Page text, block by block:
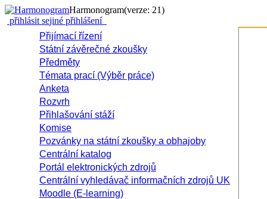
Harmonogram(verze: 21)
přihlásit sejiné přihlášení
Přijímací řízení
Státní závěrečné zkoušky
Předměty
Témata prací (Výběr práce)
Anketa
Rozvrh
Přihlašování stáží
Komise
Pozvánky na státní zkoušky a obhajoby
Centrální katalog
Portál elektronických zdrojů
Centrální vyhledávač informačních zdrojů UK
Moodle (E-learning)